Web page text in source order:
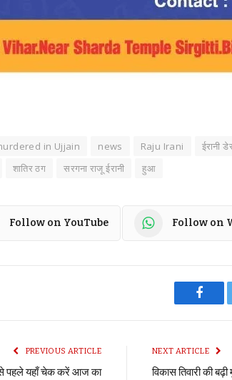
in Ujjain news Raju Irani ईरानी
शातिर ठग सरगना राजू ईरानी हुआ
Follow on YouTube Follow on
PREVIOUS ARTICLE
से पहले यहाँ चेक करें आज का
NEXT ARTICLE
विकास तिवारी की